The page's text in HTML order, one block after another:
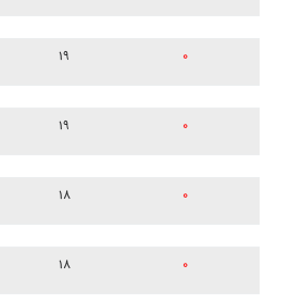
۱۹ ۰
۱۹ ۰
۱۸ ۰
۱۸ ۰